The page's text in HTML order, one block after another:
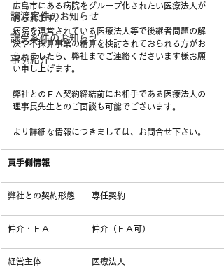
譲渡案件のお知らせ
譲受案件のお知らせ
事例紹介
広島市にある病院をグループ化されたい医療法人が
おられます。
病院を運営されている医療法人等で後継者問題の解
決や不採算事業の精算を検討されておられる方がお
られましたら、弊社までご連絡くださいます様お願
い申し上げます。
弊社とのＦＡ契約締結前にお相手である医療法人の
理事長先生とのご面談も可能でございます。
より詳細な情報につきましては、お問合せ下さい。
買手側情報
弊社との契約形態 専任契約
仲介・ＦＡ 仲介（ＦＡ可）
経営主体 医療法人